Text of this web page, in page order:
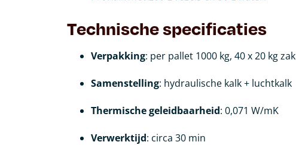
Technische specificaties
Verpakking: per pallet 1000 kg, 40 x 20 kg zak
Samenstelling: hydraulische kalk + luchtkalk
Thermische geleidbaarheid: 0,071 W/mK
Verwerktijd: circa 30 min